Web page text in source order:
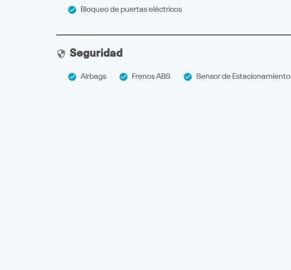
Bloqueo de puertas eléctricos
Seguridad
Airbags Frenos ABS Sensor de Estacionamiento